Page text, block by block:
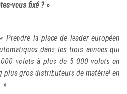
vous fixé ?»
« Prendre la place de leader européen
dans les trois années qui
volets à plus de 5 000 volets en
plus gros distributeurs de matériel en
»